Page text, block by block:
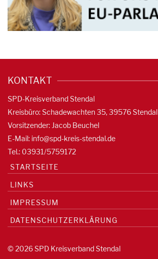
KONTAKT
SPD-Kreisverband Stendal
Kreisbüro: Schadewachten 35, 39576 Stendal
Vorsitzender: Jacob Beuchel
E-Mail: info@spd-kreis-stendal.de
Tel.: 03931/5759172
STARTSEITE
LINKS
IMPRESSUM
DATENSCHUTZERKLÄRUNG
© 2026 SPD Kreisverband Stendal